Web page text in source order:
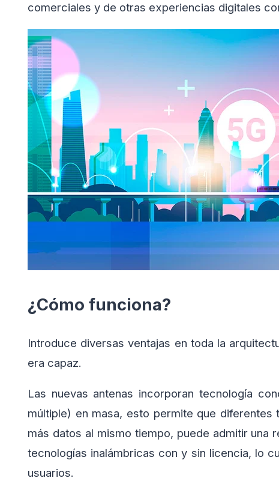
comerciales y de otras experiencias digitales
¿Cómo funciona?
Introduce diversas ventajas en toda la
era capaz.
Las nuevas antenas incorporan tecnología
múltiple) en masa, esto permite que
más datos al mismo tiempo, puede admitir una
tecnologías inalámbricas con y sin licencia, lo
usuarios.